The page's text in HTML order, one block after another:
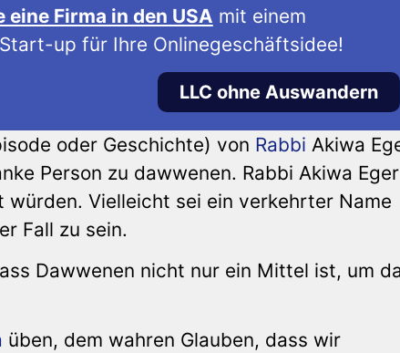
eine Firma in den USA mit einem
up für Ihre Onlinegeschäftsidee!
LLC ohne Auswandern
oder Geschichte) von Rabbi Akiwa
Person zu dawwenen. Rabbi Akiwa Eger
Vielleicht sei ein verkehrter Name
Fall zu sein.
Dawwenen nicht nur ein Mittel ist, um
üben, dem wahren Glauben, dass wir